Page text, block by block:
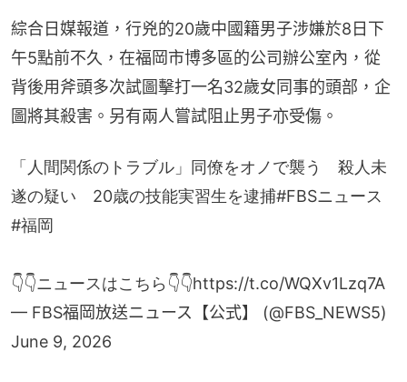
綜合日媒報道，行兇的20歲中國籍男子涉嫌於8日下
午5點前不久，在福岡市博多區的公司辦公室內，從
背後用斧頭多次試圖擊打一名32歲女同事的頭部，企
圖將其殺害。另有兩人嘗試阻止男子亦受傷。
「人間関係のトラブル」同僚をオノで襲う 殺人未
遂の疑い 20歳の技能実習生を逮捕#FBSニュース
#福岡
👇👇ニュースはこちら👇👇https://t.co/WQXv1Lzq7A
— FBS福岡放送ニュース【公式】 (@FBS_NEWS5)
June 9, 2026